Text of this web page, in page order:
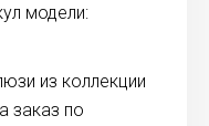
модели:
из коллекции
заказ по